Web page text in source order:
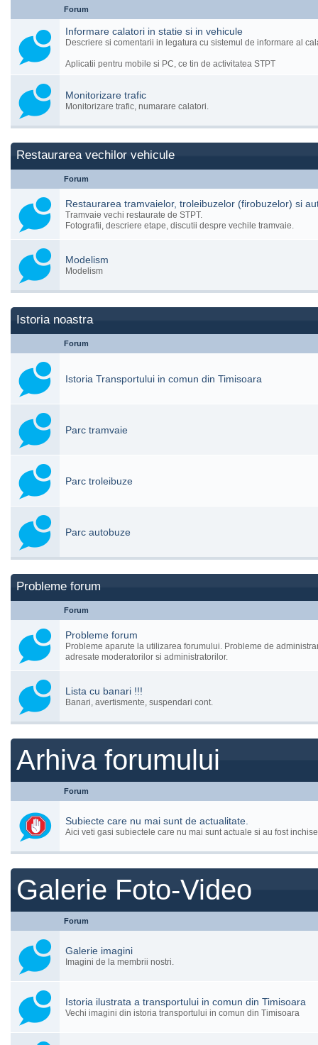
Forum
Informare calatori in statie si in vehicule
Descriere si comentarii in legatura cu sistemul de informare al
Aplicatii pentru mobile si PC, ce tin de activitatea STPT
Monitorizare trafic
Monitorizare trafic, numarare calatori.
Restaurarea vechilor vehicule
Forum
Restaurarea tramvaielor, troleibuzelor (firobuzelor) si
Tramvaie vechi restaurate de STPT.
Fotografii, descriere etape, discutii despre vechile tramvaie.
Modelism
Modelism
Istoria noastra
Forum
Istoria Transportului in comun din Timisoara
Parc tramvaie
Parc troleibuze
Parc autobuze
Probleme forum
Forum
Probleme forum
Probleme aparute la utilizarea forumului. Probleme de
adresate moderatorilor si administratorilor.
Lista cu banari !!!
Banari, avertismente, suspendari cont.
Arhiva forumului
Forum
Subiecte care nu mai sunt de actualitate.
Aici veti gasi subiectele care nu mai sunt actuale si au fost
Galerie Foto-Video
Forum
Galerie imagini
Imagini de la membrii nostri.
Istoria ilustrata a transportului in comun din Timisoara
Vechi imagini din istoria transportului in comun din Timisoara